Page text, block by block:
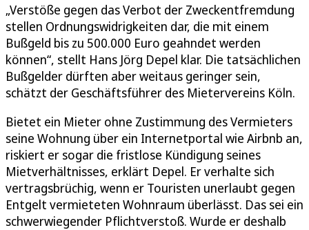
„Verstöße gegen das Verbot der Zweckentfremdung
stellen Ordnungswidrigkeiten dar, die mit einem
Bußgeld bis zu 500.000 Euro geahndet werden
können“, stellt Hans Jörg Depel klar. Die tatsächlichen
Bußgelder dürften aber weitaus geringer sein,
schätzt der Geschäftsführer des Mietervereins Köln.
Bietet ein Mieter ohne Zustimmung des Vermieters
seine Wohnung über ein Internetportal wie Airbnb an,
riskiert er sogar die fristlose Kündigung seines
Mietverhältnisses, erklärt Depel. Er verhalte sich
vertragsbrüchig, wenn er Touristen unerlaubt gegen
Entgelt vermieteten Wohnraum überlässt. Das sei ein
schwerwiegender Pflichtverstoß. Wurde er deshalb